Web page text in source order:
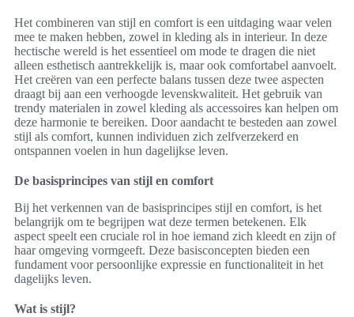
Het combineren van stijl en comfort is een uitdaging waar velen
mee te maken hebben, zowel in kleding als in interieur. In deze
hectische wereld is het essentieel om mode te dragen die niet
alleen esthetisch aantrekkelijk is, maar ook comfortabel aanvoelt.
Het creëren van een perfecte balans tussen deze twee aspecten
draagt bij aan een verhoogde levenskwaliteit. Het gebruik van
trendy materialen in zowel kleding als accessoires kan helpen om
deze harmonie te bereiken. Door aandacht te besteden aan zowel
stijl als comfort, kunnen individuen zich zelfverzekerd en
ontspannen voelen in hun dagelijkse leven.
De basisprincipes van stijl en comfort
Bij het verkennen van de basisprincipes stijl en comfort, is het
belangrijk om te begrijpen wat deze termen betekenen. Elk
aspect speelt een cruciale rol in hoe iemand zich kleedt en zijn of
haar omgeving vormgeeft. Deze basisconcepten bieden een
fundament voor persoonlijke expressie en functionaliteit in het
dagelijks leven.
Wat is stijl?